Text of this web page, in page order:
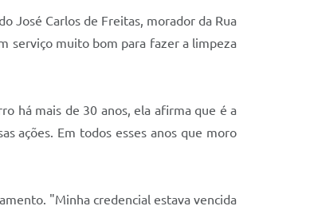
José Carlos de Freitas, morador da Rua
serviço muito bom para fazer a limpeza
há mais de 30 anos, ela afirma que é a
ações. Em todos esses anos que moro
"Minha credencial estava vencida